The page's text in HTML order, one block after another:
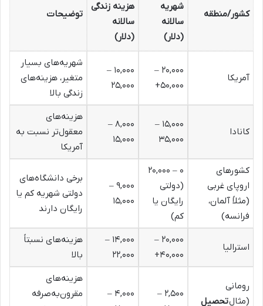
کشور/منطقه
شهریه
سالانه
(دلار)
هزینه زندگی
سالانه
(دلار)
توضیحات
آمریکا
۲۰,۰۰۰ –
۵۰,۰۰۰+
۱۰,۰۰۰ –
۲۵,۰۰۰
شهریه‌های بسیار
متغیر، هزینه‌های
زندگی بالا
کانادا
۱۵,۰۰۰ –
۳۵,۰۰۰
۸,۰۰۰ –
۱۵,۰۰۰
هزینه‌های
معقول‌تر نسبت به
آمریکا
کشورهای
اروپای غربی
(مثلاً آلمان،
فرانسه)
۰ – ۲۰,۰۰۰
(دولتی
رایگان یا
کم)
۹,۰۰۰ –
۱۵,۰۰۰
برخی دانشگاه‌های
دولتی شهریه کم یا
رایگان دارند
استرالیا
۲۰,۰۰۰ –
۴۰,۰۰۰+
۱۴,۰۰۰ –
۲۲,۰۰۰
هزینه‌های نسبتاً
بالا
رومانی
(مثالتحصیل
۲,۵۰۰ –
۴,۰۰۰ –
هزینه‌های
مقرون‌به‌صرفه